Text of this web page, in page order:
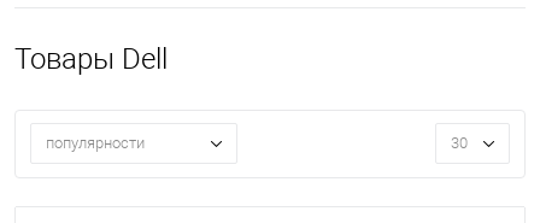
Товары Dell
популярности 30